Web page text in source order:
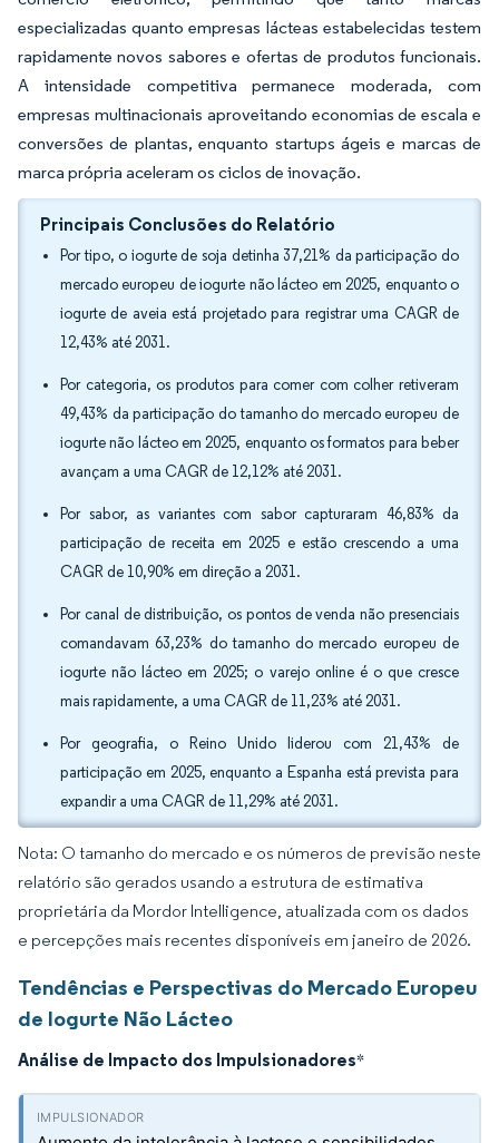
especializadas quanto empresas lácteas estabelecidas testem
rapidamente novos sabores e ofertas de produtos funcionais.
A intensidade competitiva permanece moderada, com
empresas multinacionais aproveitando economias de escala e
conversões de plantas, enquanto startups ágeis e marcas de
marca própria aceleram os ciclos de inovação.
Principais Conclusões do Relatório
Por tipo, o iogurte de soja detinha 37,21% da participação do
mercado europeu de iogurte não lácteo em 2025, enquanto o
iogurte de aveia está projetado para registrar uma CAGR de
12,43% até 2031.
Por categoria, os produtos para comer com colher retiveram
49,43% da participação do tamanho do mercado europeu de
iogurte não lácteo em 2025, enquanto os formatos para beber
avançam a uma CAGR de 12,12% até 2031.
Por sabor, as variantes com sabor capturaram 46,83% da
participação de receita em 2025 e estão crescendo a uma
CAGR de 10,90% em direção a 2031.
Por canal de distribuição, os pontos de venda não presenciais
comandavam 63,23% do tamanho do mercado europeu de
iogurte não lácteo em 2025; o varejo online é o que cresce
mais rapidamente, a uma CAGR de 11,23% até 2031.
Por geografia, o Reino Unido liderou com 21,43% de
participação em 2025, enquanto a Espanha está prevista para
expandir a uma CAGR de 11,29% até 2031.
Nota: O tamanho do mercado e os números de previsão neste
relatório são gerados usando a estrutura de estimativa
proprietária da Mordor Intelligence, atualizada com os dados
e percepções mais recentes disponíveis em janeiro de 2026.
Tendências e Perspectivas do Mercado Europeu
de Iogurte Não Lácteo
Análise de Impacto dos Impulsionadores*